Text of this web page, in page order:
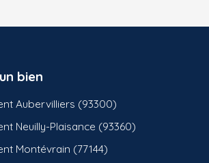
bien
Aubervilliers (93300)
Neuilly-Plaisance (93360)
Montévrain (77144)